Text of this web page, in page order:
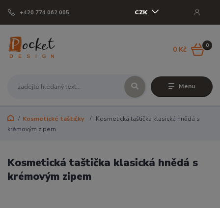
Menu
CZK
+420 774 062 005
0
0 Kč
Kosmetické taštičky
Kosmetická taštička klasická hnědá s
krémovým zipem
Kosmetická taštička klasická hnědá s
krémovým zipem